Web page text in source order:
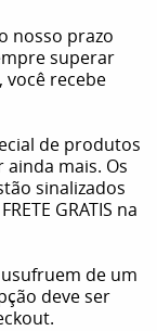
nosso prazo
superar
você recebe
de produtos
mais. Os
sinalizados
GRATIS na
de um
deve ser